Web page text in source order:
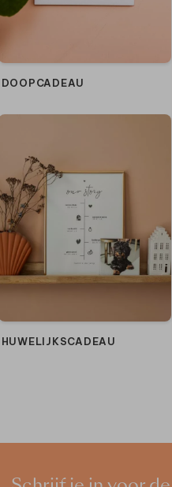
DOOPCADEAU
HUWELIJKSCADEAU